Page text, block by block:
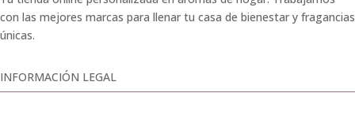
con las mejores marcas para llenar tu casa de bienestar y fragancias
únicas.
INFORMACIÓN LEGAL